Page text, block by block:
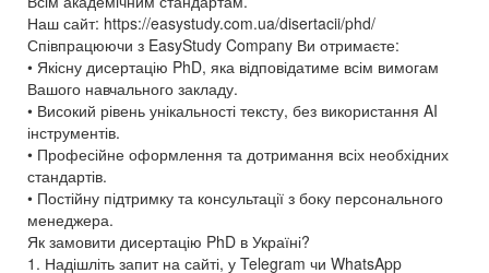
Наш сайт: https://easystudy.com.ua/disertacii/phd/
Співпрацюючи з EasyStudy Company Ви отримаєте:
• Якісну дисертацію PhD, яка відповідатиме всім вимогам
Вашого навчального закладу.
• Високий рівень унікальності тексту, без використання AI
інструментів.
• Професійне оформлення та дотримання всіх необхідних
стандартів.
• Постійну підтримку та консультації з боку персонального
менеджера.
Як замовити дисертацію PhD в Україні?
1. Надішліть запит на сайті, у Telegram чи WhatsApp